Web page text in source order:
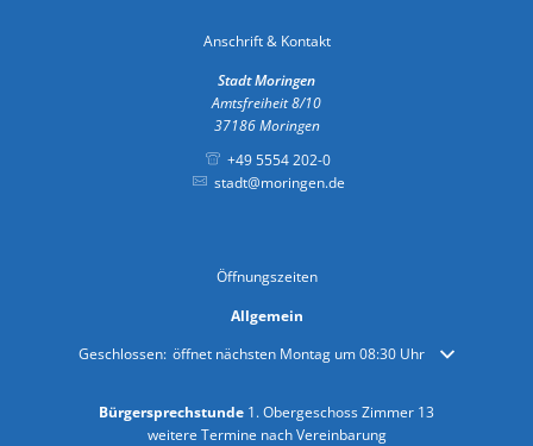
Anschrift & Kontakt
Stadt Moringen
Amtsfreiheit 8/10
37186 Moringen
+49 5554 202-0
stadt@moringen.de
Öffnungszeiten
Allgemein
Klicken, um weitere Öffnungs- oder Schließzeiten auszublenden
Geschlossen: öffnet nächsten Montag um 08:30 Uhr
Bürgersprechstunde 1. Obergeschoss Zimmer 13
weitere Termine nach Vereinbarung